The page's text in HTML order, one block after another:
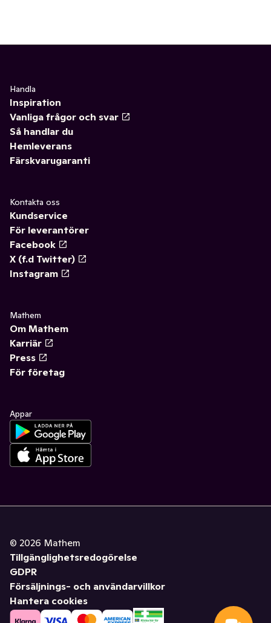
Handla
Inspiration
Vanliga frågor och svar
Så handlar du
Hemleverans
Färskvarugaranti
Kontakta oss
Kundservice
För leverantörer
Facebook
X (f.d Twitter)
Instagram
Mathem
Om Mathem
Karriär
Press
För företag
Appar
© 2026 Mathem
Tillgänglighetsredogörelse
GDPR
Försäljnings- och användarvillkor
Hantera cookies